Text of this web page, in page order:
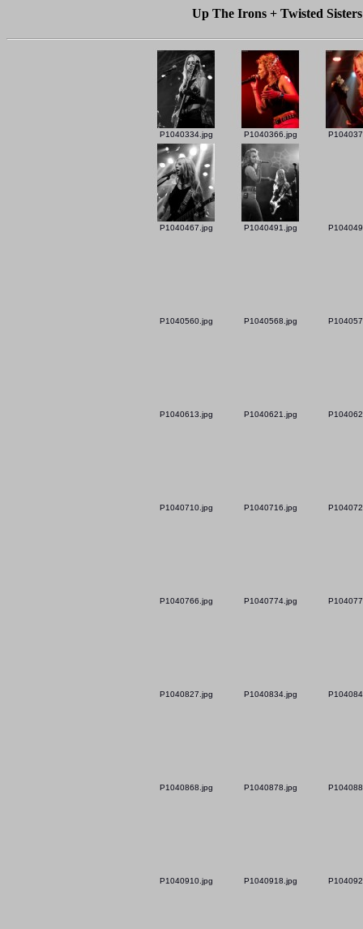
Up The Irons + Twisted
P1040334.jpg P1040366.jpg
P1040467.jpg P1040491.jpg
P1040560.jpg P1040568.jpg
P1040613.jpg P1040621.jpg
P1040710.jpg P1040716.jpg
P1040766.jpg P1040774.jpg
P1040827.jpg P1040834.jpg
P1040868.jpg P1040878.jpg
P1040910.jpg P1040918.jpg